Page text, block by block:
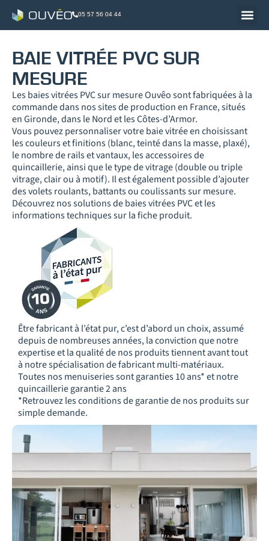
05 57 56 04 44
BAIE VITRÉE PVC SUR
MESURE
Les baies vitrées PVC sur mesure Ouvêo sont fabriquées à la
commande dans nos sites de production en France, situés
en Gironde, dans le Nord et les Côtes-d’Armor.
Vous pouvez personnaliser votre baie vitrée en choisissant
les couleurs et finitions (blanc, teinté dans la masse, plaxé),
le nombre de rails et vantaux, les accessoires de
quincaillerie, ainsi que le type de vitrage (double ou triple
vitrage, clair ou à motif). Il est également possible d’ajouter
des volets roulants, battants ou coulissants sur mesure.
Découvrez nos solutions de baies vitrées PVC et les
informations techniques sur la fiche produit.
Être fabricant à l’état pur, c’est d’abord un choix, assumé
depuis de nombreuses années, la conviction que notre
expertise et la qualité de nos produits tiennent avant tout
à notre spécialisation de fabricant multi-matériaux.
Toutes nos menuiseries sont garanties 10 ans* et notre
quincaillerie garantie 2 ans
*Retrouvez les conditions de garantie de nos produits sur
simple demande.